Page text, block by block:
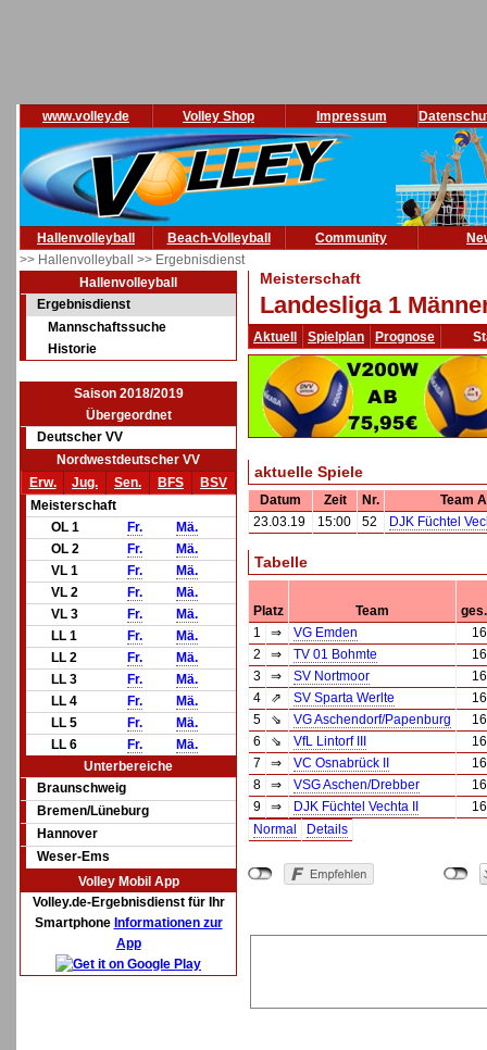
www.volley.de Volley Shop Impressum
Hallenvolleyball Beach-Volleyball Community
>> Hallenvolleyball >> Ergebnisdienst
Hallenvolleyball
Ergebnisdienst
Mannschaftssuche
Historie
Saison 2018/2019
Übergeordnet
Deutscher VV
Nordwestdeutscher VV
Erw.
Jug. Sen. BFS
BSV
Meisterschaft
OL 1
Fr.
Mä.
OL 2
Fr.
Mä.
VL 1
Fr.
Mä.
VL 2
Fr.
Mä.
VL 3
Fr.
Mä.
LL 1
Fr.
Mä.
LL 2
Fr.
Mä.
LL 3
Fr.
Mä.
LL 4
Fr.
Mä.
LL 5
Fr.
Mä.
LL 6
Fr.
Mä.
Unterbereiche
Braunschweig
Bremen/Lüneburg
Hannover
Weser-Ems
Volley Mobil App
Volley.de-Ergebnisdienst für Ihr
Smartphone Informationen zur
App
Meisterschaft
Landesliga 1
Aktuell Spielplan Prognose
aktuelle Spiele
Datum Zeit Nr.
Team A
23.03.19
15:00 52 DJK Füchtel
Tabelle
Platz Team
ges.
1
⇒ VG Emden
16
2
⇒ TV 01 Bohmte
16
3
⇒ SV Nortmoor
16
4
⇗ SV Sparta Werlte
16
5
⇘ VG Aschendorf/Papenburg
16
6
⇘ VfL Lintorf III
16
7
⇒ VC Osnabrück II
16
8
⇒ VSG Aschen/Drebber
16
9
⇒ DJK Füchtel Vechta II
16
Normal
Details